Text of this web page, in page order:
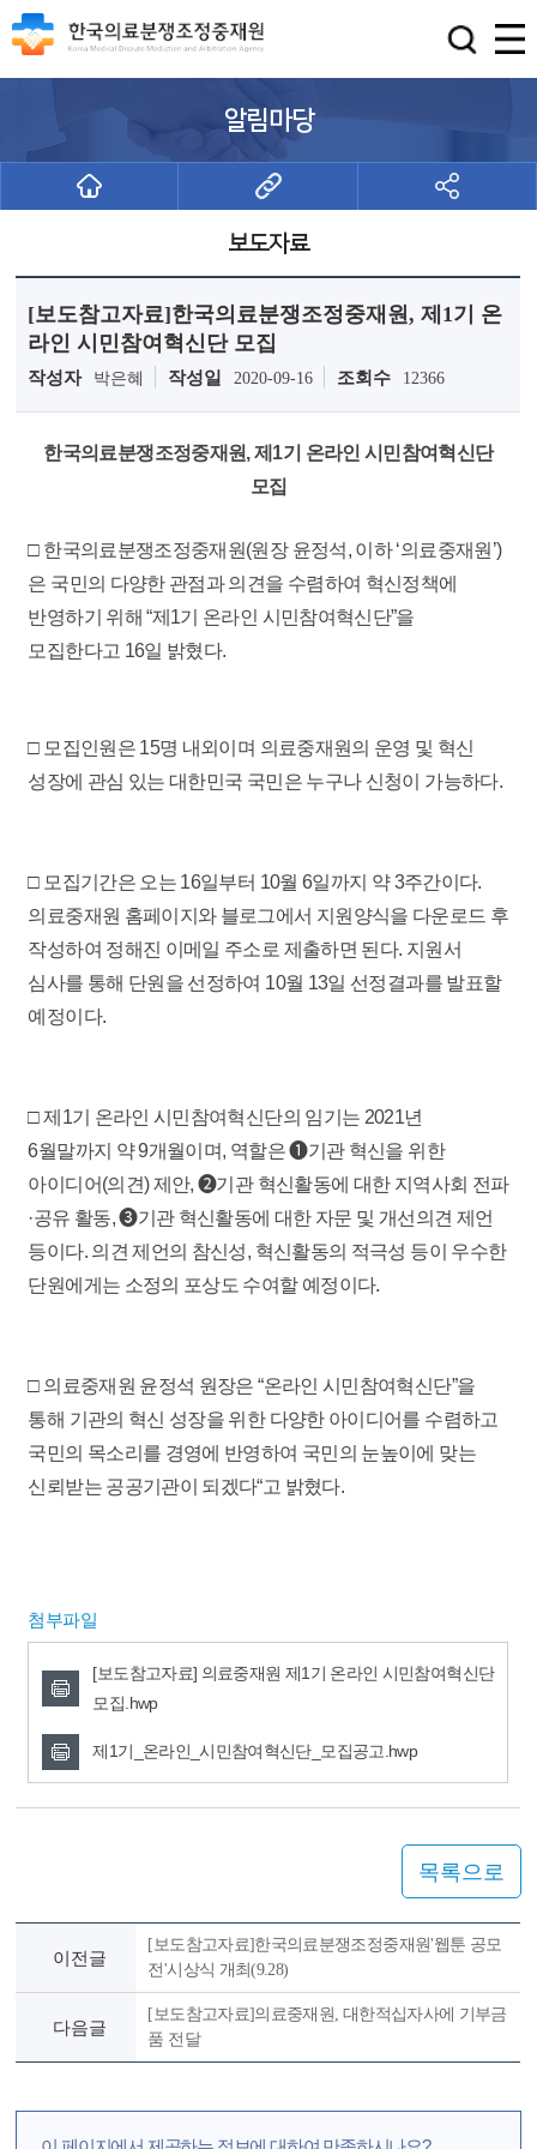
알림마당
보도자료
[보도참고자료]한국의료분쟁조정중재원, 제1기 온
라인 시민참여혁신단 모집
작성자 박은혜 작성일 2020-09-16 조회수 12366
한국의료분쟁조정중재원, 제1기 온라인 시민참여혁신단
모집
□ 한국의료분쟁조정중재원(원장 윤정석, 이하 ‘의료중재원’)
은 국민의 다양한 관점과 의견을 수렴하여 혁신정책에
반영하기 위해 “제1기 온라인 시민참여혁신단”을
모집한다고 16일 밝혔다.
□ 모집인원은 15명 내외이며 의료중재원의 운영 및 혁신
성장에 관심 있는 대한민국 국민은 누구나 신청이 가능하다.
□ 모집기간은 오는 16일부터 10월 6일까지 약 3주간이다.
의료중재원 홈페이지와 블로그에서 지원양식을 다운로드 후
작성하여 정해진 이메일 주소로 제출하면 된다. 지원서
심사를 통해 단원을 선정하여 10월 13일 선정결과를 발표할
예정이다.
□ 제1기 온라인 시민참여혁신단의 임기는 2021년
6월말까지 약 9개월이며, 역할은 ➊기관 혁신을 위한
아이디어(의견) 제안, ➋기관 혁신활동에 대한 지역사회 전파
·공유 활동, ➌기관 혁신활동에 대한 자문 및 개선의견 제언
등이다. 의견 제언의 참신성, 혁신활동의 적극성 등이 우수한
단원에게는 소정의 포상도 수여할 예정이다.
□ 의료중재원 윤정석 원장은 “온라인 시민참여혁신단”을
통해 기관의 혁신 성장을 위한 다양한 아이디어를 수렴하고
국민의 목소리를 경영에 반영하여 국민의 눈높이에 맞는
신뢰받는 공공기관이 되겠다“고 밝혔다.
첨부파일
[보도참고자료] 의료중재원 제1기 온라인 시민참여혁신단
모집.hwp
제1기_온라인_시민참여혁신단_모집공고.hwp
목록으로
이전글
[보도참고자료]한국의료분쟁조정중재원'웹툰 공모
전'시상식 개최(9.28)
다음글
[보도참고자료]의료중재원, 대한적십자사에 기부금
품 전달